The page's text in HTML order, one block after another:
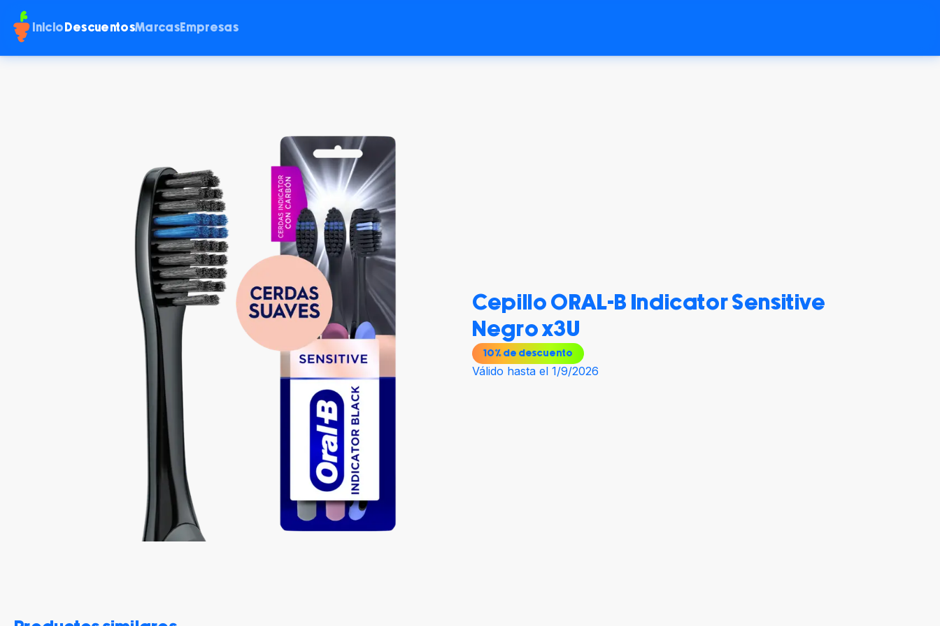
Inicio DescuentosMarcasEmpresas
Cepillo ORAL-B Indicator Sensitive
Negro x3U
10% de descuento
Válido hasta el 1/9/2026